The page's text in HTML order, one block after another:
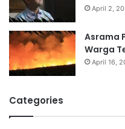
April 2,
Asrama
Warga
April 16,
Categories